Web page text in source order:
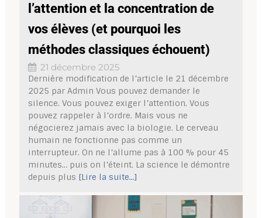
l’attention et la concentration de
vos élèves (et pourquoi les
méthodes classiques échouent)
21 décembre 2025
Dernière modification de l’article le 21 décembre
2025 par Admin Vous pouvez demander le
silence. Vous pouvez exiger l’attention. Vous
pouvez rappeler à l’ordre. Mais vous ne
négocierez jamais avec la biologie. Le cerveau
humain ne fonctionne pas comme un
interrupteur. On ne l’allume pas à 100 % pour 45
minutes… puis on l’éteint. La science le démontre
depuis plus [Lire la suite...]